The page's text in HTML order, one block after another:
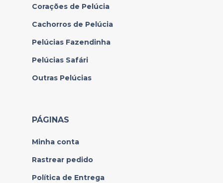
Corações de Pelúcia
Cachorros de Pelúcia
Pelúcias Fazendinha
Pelúcias Safári
Outras Pelúcias
PÁGINAS
Minha conta
Rastrear pedido
Política de Entrega